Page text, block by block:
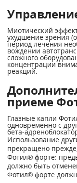
Миотический
ухудшение зрения
период лечения
вождении
сложного
концентрации
реакций.
приеме
Глазные капли
одновременно с
бета-
Использование
прекращено
Фотил® форте:
должно быть
Фотил® форте